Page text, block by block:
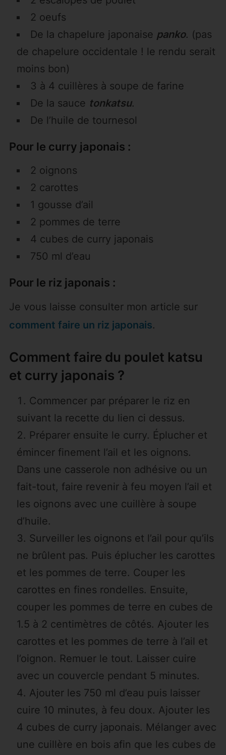
2 oeufs
De la chapelure japonaise panko. (pas
de chapelure occidentale ! le rendu serait
moins bon)
3 à 4 cuillères à soupe de farine
De la sauce tonkatsu.
De l’huile de tournesol
Pour le curry japonais :
2 oignons
2 carottes
1 gousse d’ail
2 pommes de terre
4 cubes de curry japonais
750 ml d’eau
Pour le riz japonais :
Je vous laisse consulter mon article sur
comment faire un riz japonais.
Comment faire du poulet katsu
et curry japonais ?
Commencer par préparer le riz en
suivant la recette du lien ci dessus.
Préparer ensuite le curry. Éplucher et
émincer finement l’ail et les oignons.
Dans une casserole non adhésive ou un
fait-tout, faire revenir à feu moyen l’ail et
les oignons avec une cuillère à soupe
d’huile.
Surveiller les oignons et l’ail pour qu’ils
ne brûlent pas. Puis éplucher les carottes
et les pommes de terre. Couper les
carottes en fines rondelles. Ensuite,
couper les pommes de terre en cubes de
1.5 à 2 centimètres de côtés. Ajouter les
carottes et les pommes de terre à l’ail et
l’oignon. Remuer le tout. Laisser cuire
avec un couvercle pendant 5 minutes.
Ajouter les 750 ml d’eau puis laisser
cuire 10 minutes, à feu doux. Ajouter les
4 cubes de curry japonais. Mélanger avec
une cuillère en bois afin que les cubes de